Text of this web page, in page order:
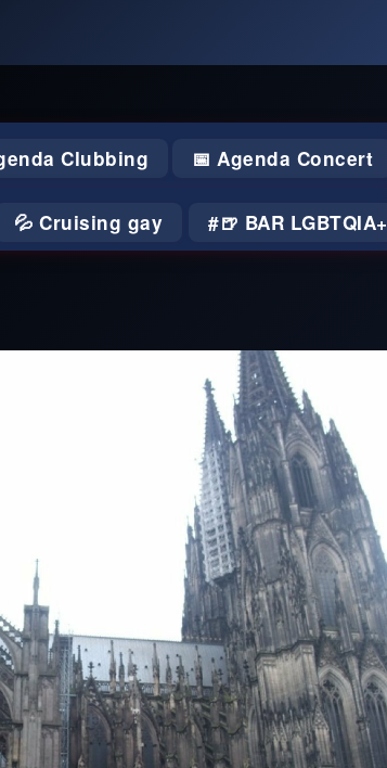
Clubbing 📅 Agenda Concert
💦 Cruising gay 🍺 BAR LGBTQIA+